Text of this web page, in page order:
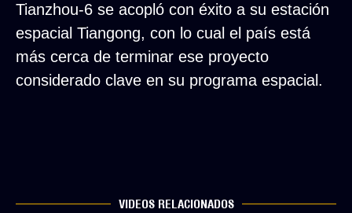
Tianzhou-6 se acopló con éxito a su estación
espacial Tiangong, con lo cual el país está
más cerca de terminar ese proyecto
considerado clave en su programa espacial.
VIDEOS RELACIONADOS